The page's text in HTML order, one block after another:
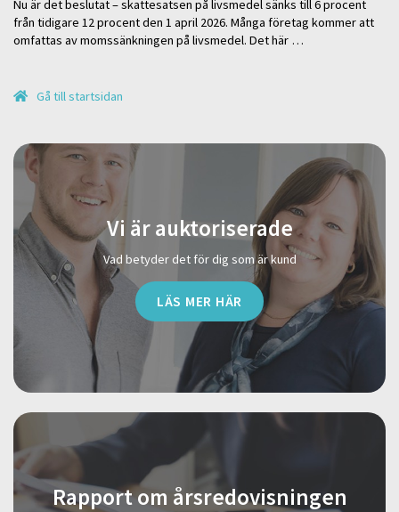
Nu är det beslutat – skattesatsen på livsmedel sänks till 6 procent
från tidigare 12 procent den 1 april 2026. Många företag kommer att
omfattas av momssänkningen på livsmedel. Det här …
Gå till startsidan
Vi är auktoriserade
Vad betyder det för dig som är kund
LÄS MER HÄR
Rapport om årsredovisningen